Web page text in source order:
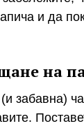
и да
на
забавна)